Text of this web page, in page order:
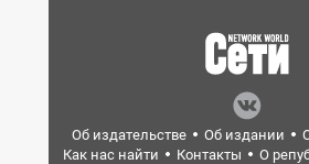
Об издательстве Об издании
Как нас найти
Контакты О